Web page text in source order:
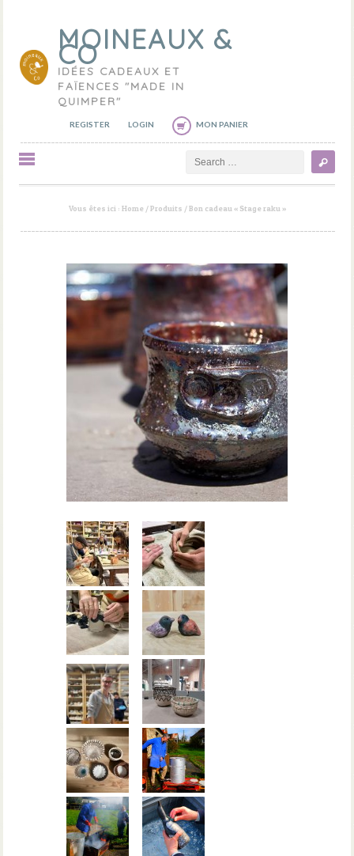
MOINEAUX &
CO
IDÉES CADEAUX ET
FAÏENCES "MADE IN
QUIMPER"
REGISTER LOGIN MON PANIER
Vous êtes ici : Home / Produits / Bon cadeau « Stage raku »